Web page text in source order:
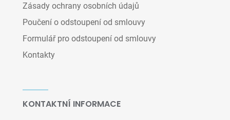
Zásady ochrany osobních údajů
Poučení o odstoupení od smlouvy
Formulář pro odstoupení od smlouvy
Kontakty
KONTAKTNÍ INFORMACE